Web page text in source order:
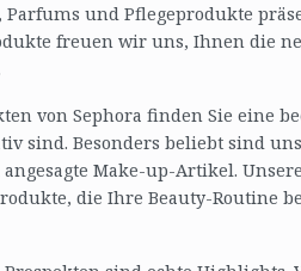
Parfums und Pflegeprodukte
freuen wir uns, Ihnen die
von Sephora finden Sie eine
sind. Besonders beliebt sind
Make-up-Artikel.
die Ihre Beauty-Routine